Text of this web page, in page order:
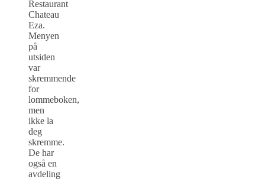
Restaurant
Chateau
Eza.
Menyen
på
utsiden
var
skremmende
for
lommeboken,
men
ikke la
deg
skremme.
De har
også en
avdeling